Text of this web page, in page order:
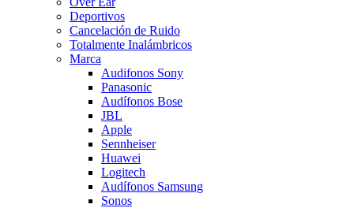
Deportivos
Cancelación de Ruido
Totalmente Inalámbricos
Marca
Audifonos Sony
Panasonic
Audífonos Bose
JBL
Apple
Sennheiser
Huawei
Logitech
Audífonos Samsung
Sonos